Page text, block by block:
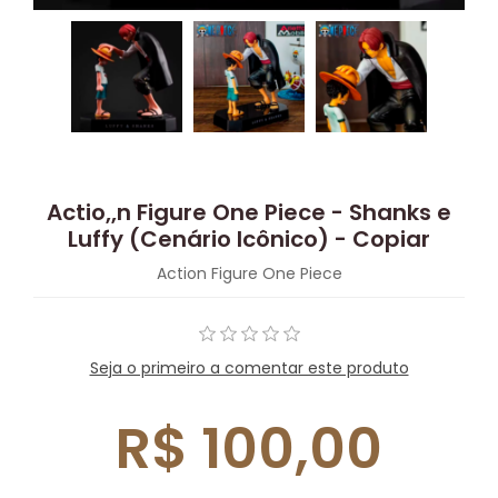
Actio,,n Figure One Piece - Shanks e
Luffy (Cenário Icônico) - Copiar
Action Figure One Piece
Seja o primeiro a comentar este produto
R$ 100,00